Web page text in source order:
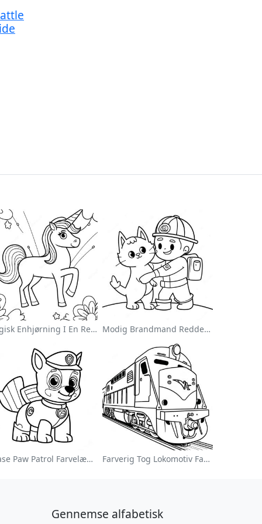
Magisk Enhjørning I En Regnbue Farvelægningsside Modig Brandmand Redder En Kat Farvelægningsside
Chase Paw Patrol Farvelægningsside Farverig Tog Lokomotiv Farvelægningsside
Gennemse alfabetisk